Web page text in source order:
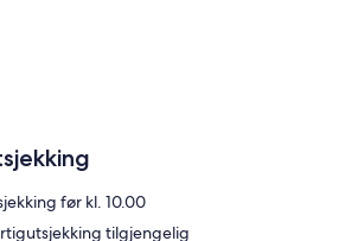
før kl. 10.00
tilgjengelig